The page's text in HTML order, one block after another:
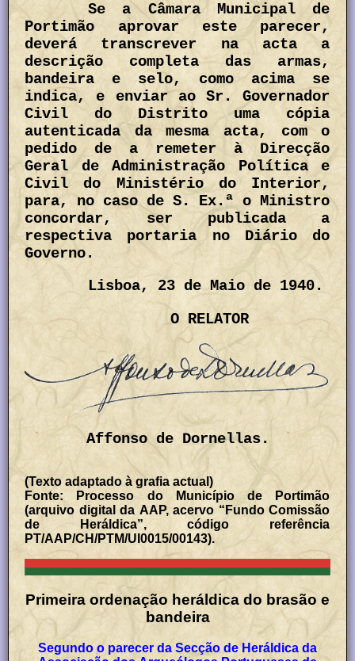
Se a Câmara Municipal de
Portimão aprovar este parecer,
deverá transcrever na acta a
descrição completa das armas,
bandeira e selo, como acima se
indica, e enviar ao Sr. Governador
Civil do Distrito uma cópia
autenticada da mesma acta, com o
pedido de a remeter à Direcção
Geral de Administração Política e
Civil do Ministério do Interior,
para, no caso de S. Ex.ª o Ministro
concordar, ser publicada a
respectiva portaria no Diário do
Governo.
Lisboa, 23 de Maio de 1940.
O RELATOR
Affonso de Dornellas.
(Texto adaptado à grafia actual)
Fonte: Processo do Município de Portimão
(arquivo digital da AAP, acervo “Fundo Comissão
de Heráldica”, código referência
PT/AAP/CH/PTM/UI0015/00143).
Primeira ordenação heráldica do brasão e
bandeira
Segundo o parecer da Secção de Heráldica da